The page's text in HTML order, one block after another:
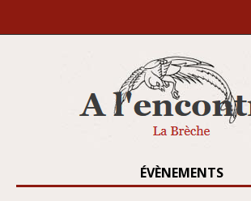
ÉVÈNEMENTS